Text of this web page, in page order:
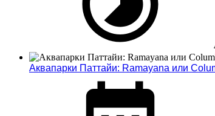
Аквапарки Паттайи: Ramayana или